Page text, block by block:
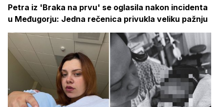
Petra iz 'Braka na prvu' se oglasila nakon incidenta
u Međugorju: Jedna rečenica privukla veliku pažnju